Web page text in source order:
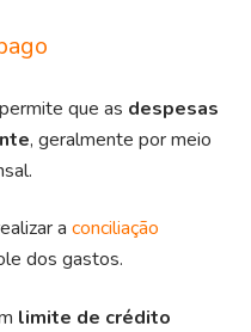
que as despesas
, geralmente por meio
a conciliação
dos gastos.
limite de crédito